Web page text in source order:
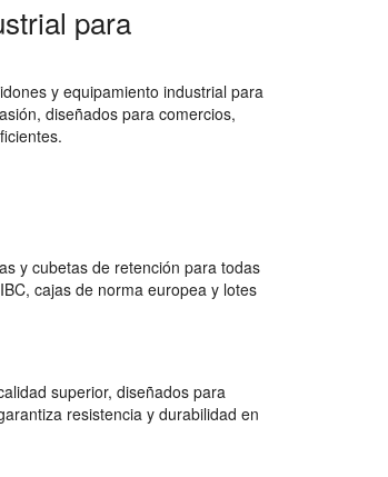
para
y equipamiento industrial para
diseñados para comercios,
y cubetas de retención para todas
cajas de norma europea y lotes
superior, diseñados para
resistencia y durabilidad en